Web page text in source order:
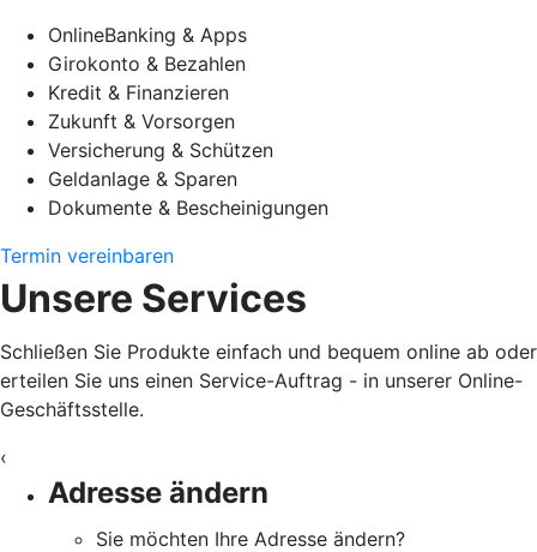
OnlineBanking & Apps
Girokonto & Bezahlen
Kredit & Finanzieren
Zukunft & Vorsorgen
Versicherung & Schützen
Geldanlage & Sparen
Dokumente & Bescheinigungen
Termin vereinbaren
Unsere Services
Schließen Sie Produkte einfach und bequem online ab oder
erteilen Sie uns einen Service-Auftrag - in unserer Online-
Geschäftsstelle.
‹
Adresse ändern
Sie möchten Ihre Adresse ändern?